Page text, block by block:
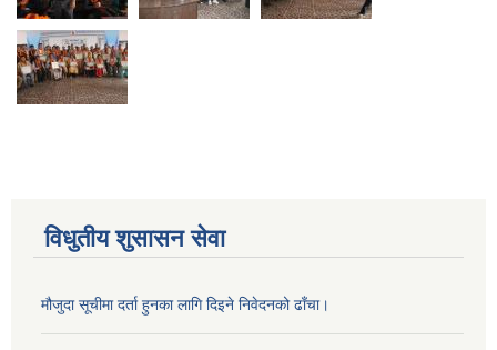
विधुतीय शुसासन सेवा
मौजुदा सूचीमा दर्ता हुनका लागि दिइने निवेदनको ढाँचा।